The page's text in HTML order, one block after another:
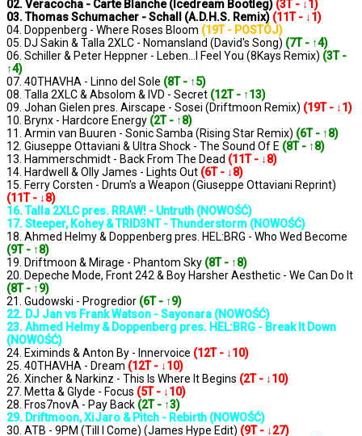
02. Veracocha - Carte Blanche (Icedream Bootleg) (3T - ↓1)
03. Thomas Schumacher - Schall (A.D.H.S. Remix) (11T - ↓1)
04. Doppenberg - Where Roses Bloom (19T - POSTÓJ)
05. DJ Sakin & Talla 2XLC - Nomansland (David's Song) (7T - ↑4)
06. Schiller & Peter Heppner - Leben...I Feel You (8Kays Remix) (3T -
↑4)
07. 40THAVHA - Linno del Sole (8T - ↑5)
08. Talla 2XLC & Absolom & IVD - Secret (12T - ↑13)
09. Johan Gielen pres. Airscape - Sosei (Driftmoon Remix) (19T - ↓1)
10. Brynx - Hardcore Energy (2T - ↑8)
11. Armin van Buuren - Sonic Samba (Rising Star Remix) (6T - ↑8)
12. Giuseppe Ottaviani & Ultra Shock - The Sound Of E (8T - ↑8)
13. Hammerschmidt - Back From The Dead (11T - ↓8)
14. Hardwell & Olly James - Lights Out (6T - ↓8)
15. Ferry Corsten - Drum's a Weapon (Giuseppe Ottaviani Reprint)
(11T - ↓8)
16. Talla 2XLC pres. RRAW! - Untruth (NOWOŚĆ)
17. Steeper, Kohey & TRID3NT - Thunderstorm (NOWOŚĆ)
18. Ahmed Helmy & Doppenberg pres. HEL:BRG - Who Wed Become
(9T - ↑8)
19. Driftmoon & Mirage - Phantom Sky (8T - ↑8)
20. Depeche Mode, Front 242 & Boy Harsher Aesthetic - We Can Do It
(8T - ↑9)
21. Gudowski - Progredior (6T - ↑9)
22. DJ Jan vs Frank Watson - Sayonara (NOWOŚĆ)
23. Ahmed Helmy & Doppenberg pres. HEL:BRG - Break It Down
(NOWOŚĆ)
24. Eximinds & Anton By - Innervoice (12T - ↓10)
25. 40THAVHA - Dream (12T - ↓10)
26. Xincher & Narkinz - This Is Where It Begins (2T - ↓10)
27. Metta & Glyde - Focus (5T - ↓10)
28. Fros7novA - Pay Back (2T - ↑3)
29. Driftmoon, XiJaro & Pitch - Rebirth (NOWOŚĆ)
30. ATB - 9PM (Till I Come) (James Hype Edit) (9T - ↓27)